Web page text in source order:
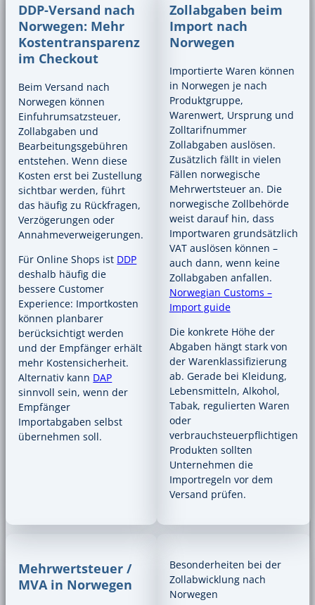
DDP-Versand nach
Norwegen: Mehr
Kostentransparenz
im Checkout
Beim Versand nach
Norwegen können
Einfuhrumsatzsteuer,
Zollabgaben und
Bearbeitungsgebühren
entstehen. Wenn diese
Kosten erst bei Zustellung
sichtbar werden, führt
das häufig zu Rückfragen,
Verzögerungen oder
Annahmeverweigerungen.
Für Online Shops ist DDP
deshalb häufig die
bessere Customer
Experience: Importkosten
können planbarer
berücksichtigt werden
und der Empfänger erhält
mehr Kostensicherheit.
Alternativ kann DAP
sinnvoll sein, wenn der
Empfänger
Importabgaben selbst
übernehmen soll.
Zollabgaben beim
Import nach
Norwegen
Importierte Waren können
in Norwegen je nach
Produktgruppe,
Warenwert, Ursprung und
Zolltarifnummer
Zollabgaben auslösen.
Zusätzlich fällt in vielen
Fällen norwegische
Mehrwertsteuer an. Die
norwegische Zollbehörde
weist darauf hin, dass
Importwaren grundsätzlich
VAT auslösen können –
auch dann, wenn keine
Zollabgaben anfallen.
Norwegian Customs –
Import guide
Die konkrete Höhe der
Abgaben hängt stark von
der Warenklassifizierung
ab. Gerade bei Kleidung,
Lebensmitteln, Alkohol,
Tabak, regulierten Waren
oder
verbrauchsteuerpflichtigen
Produkten sollten
Unternehmen die
Importregeln vor dem
Versand prüfen.
Mehrwertsteuer /
MVA in Norwegen
Besonderheiten bei der
Zollabwicklung nach
Norwegen